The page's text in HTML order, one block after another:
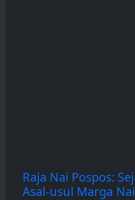
Raja Nai Pospos:
Asal-usul Marga